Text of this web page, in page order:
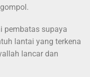
pembatas supaya
lantai yang terkena
lancar dan